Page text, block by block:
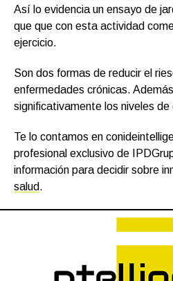
Así lo evidencia un ensayo de
que que con esta actividad
ejercicio.
Son dos formas de reducir el
enfermedades crónicas.
significativamente los niveles
Te lo contamos en
profesional exclusivo de
información para decidir sobre
salud.